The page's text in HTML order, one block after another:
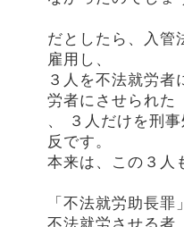
だとしたら、入管
雇用し、
３人を不法就労
労者にさせられた
、 ３人だけを刑
反です。
本来は、この３人
「不法就労助長